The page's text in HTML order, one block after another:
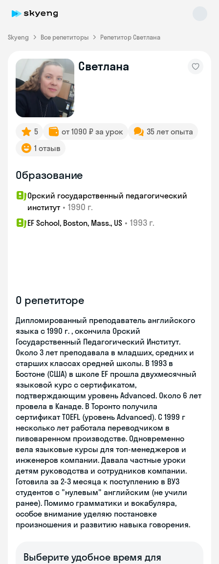
Skyeng Все репетиторы Репетитор Светлана
Светлана
5 от 1090 ₽ за урок
35 лет опыта
1 отзыв
Образование
Орский государственный педагогический
институт • 1990 г.
EF School, Boston, Mass., US • 1993 г.
О репетиторе
Дипломированный преподаватель английского
языка с 1990 г. , окончила Орский
Государственный Педагогический Институт.
Около 3 лет преподавала в младших, средних и
старших классах средней школы. В 1993 в
Бостоне (США) в школе EF прошла двухмесячный
языковой курс с сертификатом,
подтверждающим уровень Advanced. Около 6 лет
провела в Канаде. В Торонто получила
сертификат TOEFL (уровень Advanced). С 1999 г
несколько лет работала переводчиком в
пивоваренном производстве. Одновременно
вела языковые курсы для топ-менеджеров и
инженеров компании. Давала частные уроки
детям руководства и сотрудников компании.
Готовила за 2-3 месяца к поступлению в ВУЗ
студентов с "нулевым" английским (не учили
ранее). Помимо грамматики и вокабуляра,
особое внимание уделяю постановке
произношения и развитию навыка говорения.
Выберите удобное время для
Skyeng Chat
online